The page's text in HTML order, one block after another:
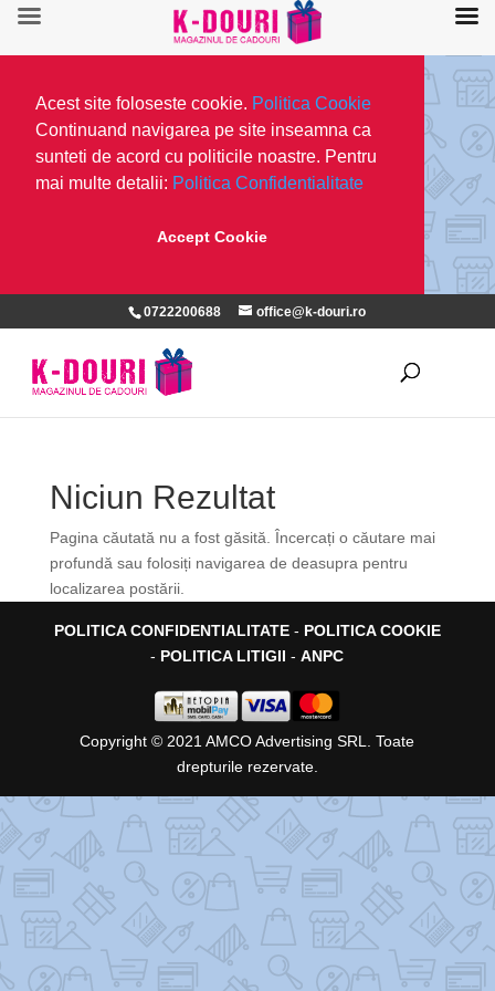
Acest site foloseste cookie. Politica Cookie
Continuand navigarea pe site inseamna ca
sunteti de acord cu politicile noastre. Pentru
mai multe detalii: Politica Confidentialitate
Accept Cookie
0722200688 office@k-douri.ro
Niciun Rezultat
Pagina căutată nu a fost găsită. Încercați o căutare mai
profundă sau folosiți navigarea de deasupra pentru
localizarea postării.
POLITICA CONFIDENTIALITATE- POLITICA COOKIE
- POLITICA LITIGII -ANPC
Copyright © 2021 AMCO Advertising SRL. Toate
drepturile rezervate.